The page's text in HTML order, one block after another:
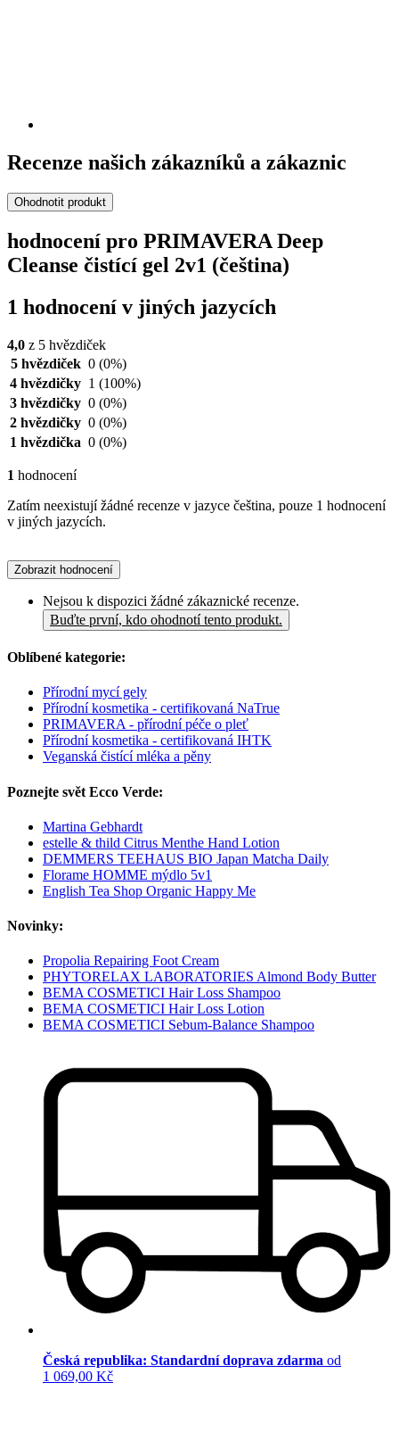
Recenze našich zákazníků a zákaznic
Ohodnotit produkt
hodnocení pro PRIMAVERA Deep
Cleanse čistící gel 2v1 (čeština)
1 hodnocení v jiných jazycích
4,0 z 5 hvězdiček
5 hvězdiček 0 (0%)
4 hvězdičky 1 (100%)
3 hvězdičky 0 (0%)
2 hvězdičky 0 (0%)
1 hvězdička 0 (0%)
1 hodnocení
Zatím neexistují žádné recenze v jazyce čeština, pouze 1 hodnocení
v jiných jazycích.
Zobrazit hodnocení
Nejsou k dispozici žádné zákaznické recenze.
Buďte první, kdo ohodnotí tento produkt.
Oblíbené kategorie:
Přírodní mycí gely
Přírodní kosmetika - certifikovaná NaTrue
PRIMAVERA - přírodní péče o pleť
Přírodní kosmetika - certifikovaná IHTK
Veganská čistící mléka a pěny
Poznejte svět Ecco Verde:
Martina Gebhardt
estelle & thild Citrus Menthe Hand Lotion
DEMMERS TEEHAUS BIO Japan Matcha Daily
Florame HOMME mýdlo 5v1
English Tea Shop Organic Happy Me
Novinky:
Propolia Repairing Foot Cream
PHYTORELAX LABORATORIES Almond Body Butter
BEMA COSMETICI Hair Loss Shampoo
BEMA COSMETICI Hair Loss Lotion
BEMA COSMETICI Sebum-Balance Shampoo
Česká republika: Standardní doprava zdarma od
1 069,00 Kč